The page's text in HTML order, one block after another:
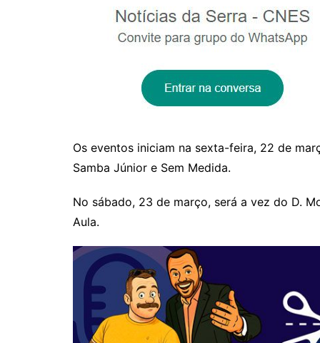
Os eventos iniciam na sexta-feira, 22 de
Samba Júnior e Sem Medida.
No sábado, 23 de março, será a vez do D.
Aula.